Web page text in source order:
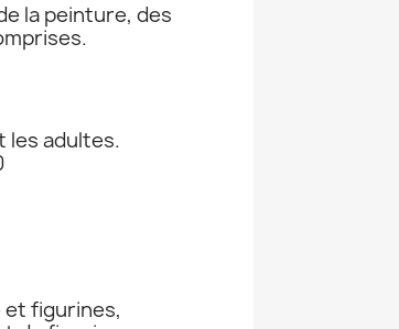
la peinture, des
les adultes.
figurines,